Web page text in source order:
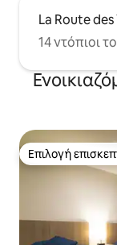
La Route des
14 ντόπιοι
Επιλογή
Επιλογή